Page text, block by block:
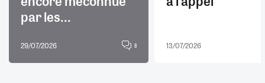
par les...
29/07/2026 8 13/07/2026